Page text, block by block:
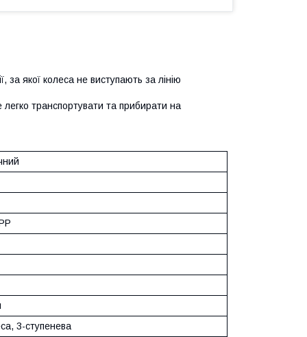
за якої колеса не виступають за лінію
легко транспортувати та прибирати на
3-ступенева